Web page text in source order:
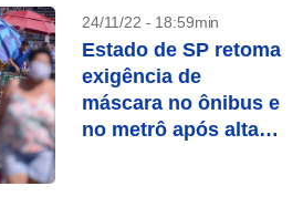
24/11/22 - 18:59min
Estado de SP retoma
exigência de
máscara no ônibus e
no metrô após alta